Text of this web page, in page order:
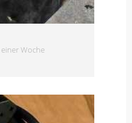
Woche